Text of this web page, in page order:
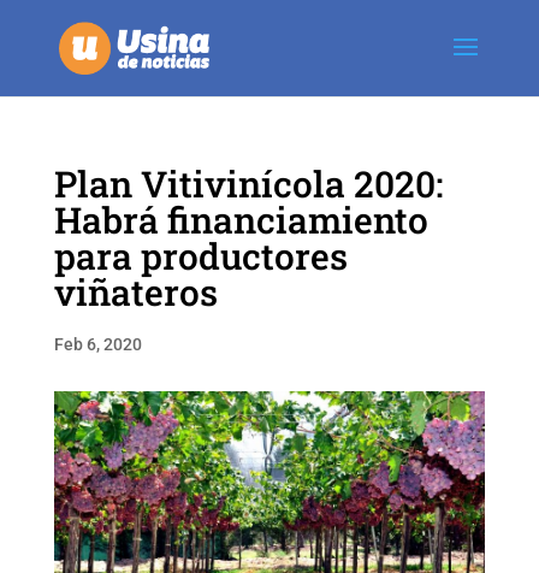
Plan Vitivinícola 2020:
Habrá financiamiento
para productores
viñateros
Feb 6, 2020